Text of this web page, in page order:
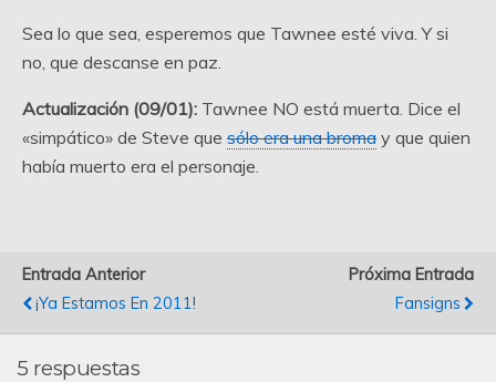
Sea lo que sea, esperemos que Tawnee esté viva. Y si
no, que descanse en paz.
Actualización (09/01): Tawnee NO está muerta. Dice el
«simpático» de Steve que sólo era una broma y que quien
había muerto era el personaje.
Entrada Anterior
¡Ya Estamos En 2011!
Próxima Entrada
Fansigns
5 respuestas